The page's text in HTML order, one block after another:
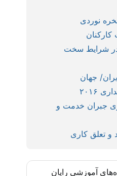
نوردی
در شرایط سخت
جهان
۲۰۱۶
جبران خدمت و
و تعلق کاری
آموزشی رایان